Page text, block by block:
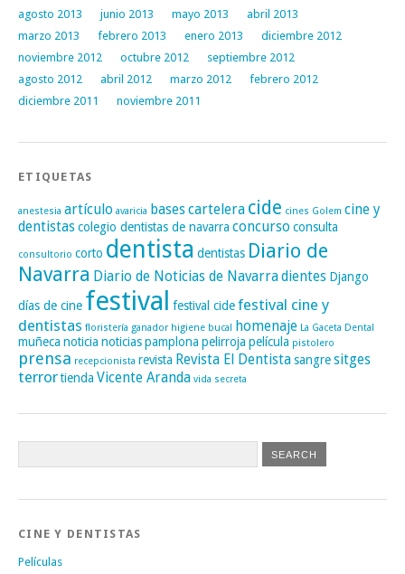
agosto 2013
junio 2013 mayo 2013
abril 2013
marzo 2013
febrero 2013 enero 2013
diciembre 2012
noviembre 2012
octubre 2012
septiembre 2012
agosto 2012
abril 2012 marzo 2012
febrero 2012
diciembre 2011
noviembre 2011
ETIQUETAS
anestesia artículo avaricia basescartelera cide cines Golem cine y
dentistascolegio dentistas de navarra concurso consulta
consultorio corto dentista dentistas Diario de
Navarra Diario de Noticias de Navarradientes Django
días de cine festival festival cidefestival cine y
dentistas floristería ganador higiene bucal homenaje La Gaceta Dental
muñeca noticia noticiaspamplona pelirroja película pistolero
prensa recepcionista revista Revista El Dentistasangresitges
terrortienda Vicente Aranda vida secreta
CINE Y DENTISTAS
Películas